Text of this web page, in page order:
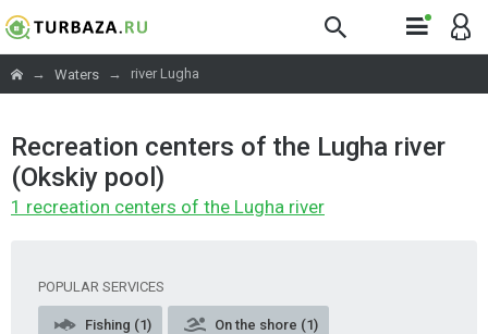
→ Waters → river Lugha
Recreation centers of the Lugha river
(Okskiy pool)
1 recreation centers of the Lugha river
POPULAR SERVICES
Fishing (1) On the shore (1)